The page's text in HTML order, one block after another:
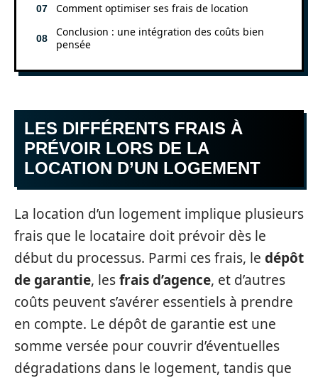
Comment optimiser ses frais de location
Conclusion : une intégration des coûts bien
pensée
LES DIFFÉRENTS FRAIS À
PRÉVOIR LORS DE LA
LOCATION D’UN LOGEMENT
La location d’un logement implique plusieurs
frais que le locataire doit prévoir dès le
début du processus. Parmi ces frais, le dépôt
de garantie, lesfrais d’agence, et d’autres
coûts peuvent s’avérer essentiels à prendre
en compte. Le dépôt de garantie est une
somme versée pour couvrir d’éventuelles
dégradations dans le logement, tandis que